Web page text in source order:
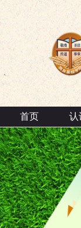
首页 认